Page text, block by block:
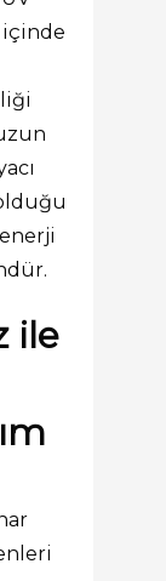
içinde
ile